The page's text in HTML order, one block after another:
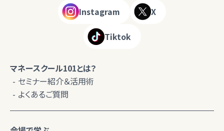
Instagram X
Tiktok
マネースクール101とは？
セミナー紹介＆活用術
よくあるご質問